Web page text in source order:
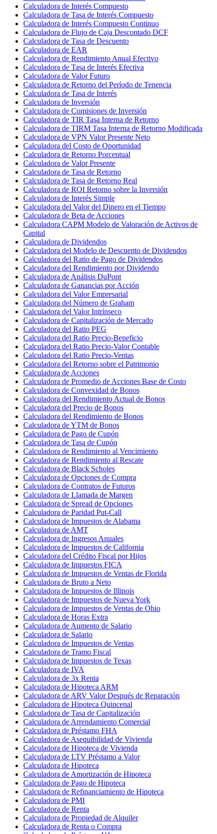
Calculadora de Interés Compuesto
Calculadora de Tasa de Interés Compuesto
Calculadora de Interés Compuesto Continuo
Calculadora de Flujo de Caja Descontado DCF
Calculadora de Tasa de Descuento
Calculadora de EAR
Calculadora de Rendimiento Anual Efectivo
Calculadora de Tasa de Interés Efectiva
Calculadora de Valor Futuro
Calculadora de Retorno del Período de Tenencia
Calculadora de Tasa de Interés
Calculadora de Inversión
Calculadora de Comisiones de Inversión
Calculadora de TIR Tasa Interna de Retorno
Calculadora de TIRM Tasa Interna de Retorno Modificada
Calculadora de VPN Valor Presente Neto
Calculadora del Costo de Oportunidad
Calculadora de Retorno Porcentual
Calculadora de Valor Presente
Calculadora de Tasa de Retorno
Calculadora de Tasa de Retorno Real
Calculadora de ROI Retorno sobre la Inversión
Calculadora de Interés Simple
Calculadora del Valor del Dinero en el Tiempo
Calculadora de Beta de Acciones
Calculadora CAPM Modelo de Valoración de Activos de
Capital
Calculadora de Dividendos
Calculadora del Modelo de Descuento de Dividendos
Calculadora del Ratio de Pago de Dividendos
Calculadora del Rendimiento por Dividendo
Calculadora de Análisis DuPont
Calculadora de Ganancias por Acción
Calculadora del Valor Empresarial
Calculadora del Número de Graham
Calculadora del Valor Intrínseco
Calculadora de Capitalización de Mercado
Calculadora del Ratio PEG
Calculadora del Ratio Precio-Beneficio
Calculadora del Ratio Precio-Valor Contable
Calculadora del Ratio Precio-Ventas
Calculadora del Retorno sobre el Patrimonio
Calculadora de Acciones
Calculadora de Promedio de Acciones Base de Costo
Calculadora de Convexidad de Bonos
Calculadora del Rendimiento Actual de Bonos
Calculadora del Precio de Bonos
Calculadora del Rendimiento de Bonos
Calculadora de YTM de Bonos
Calculadora de Pago de Cupón
Calculadora de Tasa de Cupón
Calculadora de Rendimiento al Vencimiento
Calculadora de Rendimiento al Rescate
Calculadora de Black Scholes
Calculadora de Opciones de Compra
Calculadora de Contratos de Futuros
Calculadora de Llamada de Margen
Calculadora de Spread de Opciones
Calculadora de Paridad Put-Call
Calculadora de Impuestos de Alabama
Calculadora de AMT
Calculadora de Ingresos Anuales
Calculadora de Impuestos de California
Calculadora del Crédito Fiscal por Hijos
Calculadora de Impuestos FICA
Calculadora de Impuestos de Ventas de Florida
Calculadora de Bruto a Neto
Calculadora de Impuestos de Illinois
Calculadora de Impuestos de Nueva York
Calculadora de Impuestos de Ventas de Ohio
Calculadora de Horas Extra
Calculadora de Aumento de Salario
Calculadora de Salario
Calculadora de Impuestos de Ventas
Calculadora de Tramo Fiscal
Calculadora de Impuestos de Texas
Calculadora de IVA
Calculadora de 3x Renta
Calculadora de Hipoteca ARM
Calculadora de ARV Valor Después de Reparación
Calculadora de Hipoteca Quincenal
Calculadora de Tasa de Capitalización
Calculadora de Arrendamiento Comercial
Calculadora de Préstamo FHA
Calculadora de Asequibilidad de Vivienda
Calculadora de Hipoteca de Vivienda
Calculadora de LTV Préstamo a Valor
Calculadora de Hipoteca
Calculadora de Amortización de Hipoteca
Calculadora de Pago de Hipoteca
Calculadora de Refinanciamiento de Hipoteca
Calculadora de PMI
Calculadora de Renta
Calculadora de Propiedad de Alquiler
Calculadora de Renta o Compra